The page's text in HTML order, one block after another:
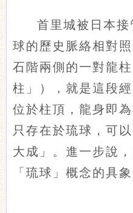
首里城被日本
球的歷史脈絡相對
石階兩側的一對龍
柱」），就是這段
位於柱頂，龍身即
只存在於琉球，可
大成」。進一步說
「琉球」概念的具象